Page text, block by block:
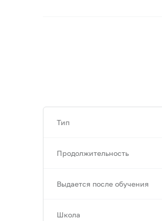
Тип
Продолжительность
Выдается после обучения
Школа